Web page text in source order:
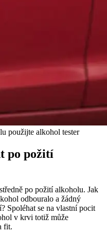
použijte alkohol tester
po požití
po požití alkoholu. Jak
odbouralo a žádný
Spoléhat se na vlastní pocit
v krvi totiž může
fit.